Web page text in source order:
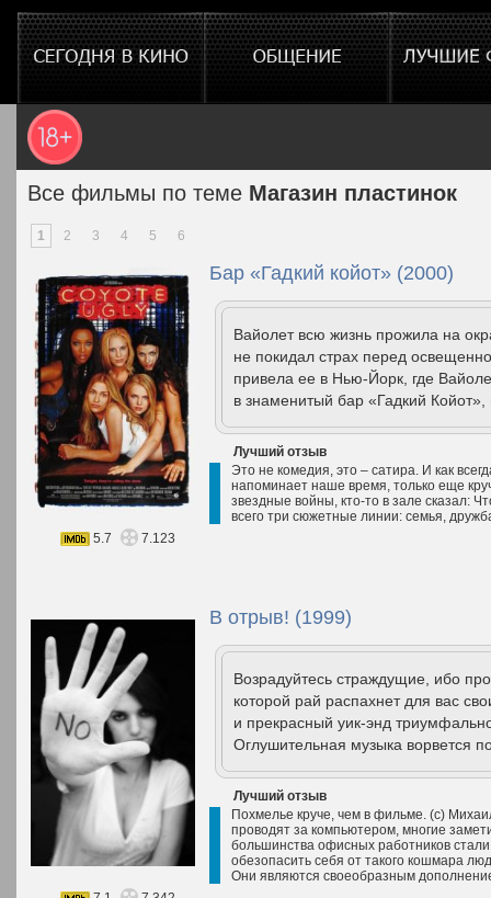
Все фильмы по теме Магазин пластинок
1 2 3 4 5 6
Бар «Гадкий койот» (2000)
Вайолет всю жизнь прожила на
не покидал страх перед
привела ее в Нью-Йорк, где
в знаменитый бар «Гадкий Койот»,
Лучший отзыв
Это не комедия, это – сатира. И как
напоминает наше время, только еще
звездные войны, кто-то в зале сказал:
всего три сюжетные линии: семья,
5.7
7.123
В отрыв! (1999)
Возрадуйтесь страждущие, ибо
которой рай распахнет для вас
и прекрасный уик-энд
Оглушительная музыка ворвется
Лучший отзыв
Похмелье круче, чем в фильме. (с)
проводят за компьютером, многие
большинства офисных работников
обезопасить себя от такого кошмара
Они являются своеобразным